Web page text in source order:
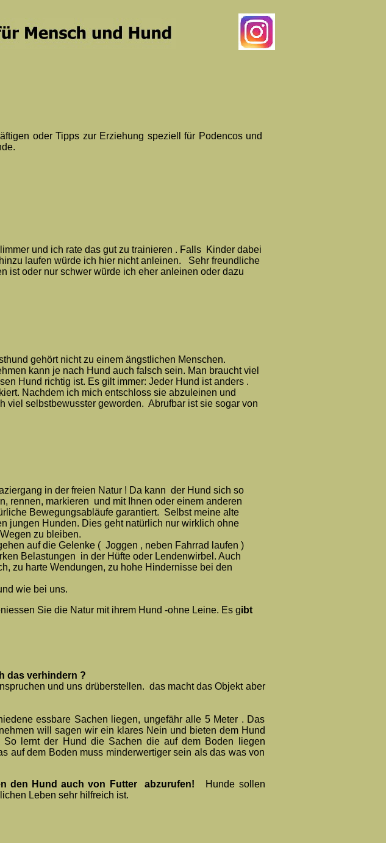
oder Tipps zur Erziehung speziell für Podencos und
und ich rate das gut zu trainieren . Falls Kinder dabei
laufen würde ich hier nicht anleinen. Sehr freundliche
ist oder nur schwer würde ich eher anleinen oder dazu
gehört nicht zu einem ängstlichen Menschen.
kann je nach Hund auch falsch sein. Man braucht viel
Hund richtig ist. Es gilt immer: Jeder Hund ist anders .
Nachdem ich mich entschloss sie abzuleinen und
viel selbstbewusster geworden. Abrufbar ist sie sogar von
in der freien Natur ! Da kann der Hund sich so
rennen, markieren und mit Ihnen oder einem anderen
Bewegungsabläufe garantiert. Selbst meine alte
jungen Hunden. Dies geht natürlich nur wirklich ohne
zu bleiben.
auf die Gelenke ( Joggen , neben Fahrrad laufen )
Belastungen in der Hüfte oder Lendenwirbel. Auch
zu harte Wendungen, zu hohe Hindernisse bei den
wie bei uns.
Sie die Natur mit ihrem Hund -ohne Leine. Es gibt
das verhindern ?
und uns drüberstellen. das macht das Objekt aber
essbare Sachen liegen, ungefähr alle 5 Meter . Das
will sagen wir ein klares Nein und bieten dem Hund
lernt der Hund die Sachen die auf dem Boden liegen
auf dem Boden muss minderwertiger sein als das was von
den Hund auch von Futter abzurufen! Hunde sollen
Leben sehr hilfreich ist.